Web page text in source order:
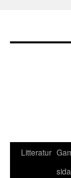
Litteratur